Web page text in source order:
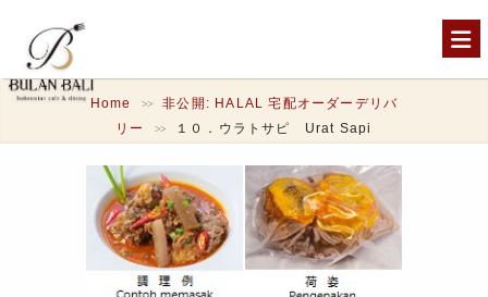
Home >>
非公開: HALAL 宅配オーダーデリバ
リー
>> １０．ウラトサピ Urat Sapi